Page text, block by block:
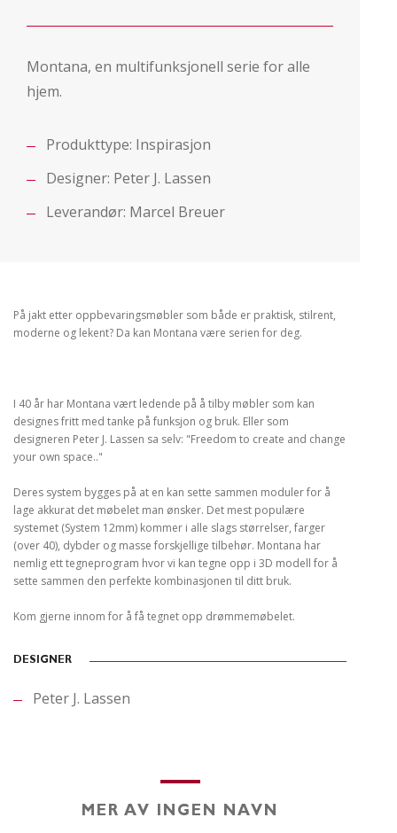
Montana, en multifunksjonell serie for alle
hjem.
Produkttype: Inspirasjon
Designer: Peter J. Lassen
Leverandør: Marcel Breuer
På jakt etter oppbevaringsmøbler som både er praktisk, stilrent,
moderne og lekent? Da kan Montana være serien for deg.
I 40 år har Montana vært ledende på å tilby møbler som kan
designes fritt med tanke på funksjon og bruk. Eller som
designeren Peter J. Lassen sa selv: "Freedom to create and change
your own space.."
Deres system bygges på at en kan sette sammen moduler for å
lage akkurat det møbelet man ønsker. Det mest populære
systemet (System 12mm) kommer i alle slags størrelser, farger
(over 40), dybder og masse forskjellige tilbehør. Montana har
nemlig ett tegneprogram hvor vi kan tegne opp i 3D modell for å
sette sammen den perfekte kombinasjonen til ditt bruk.
Kom gjerne innom for å få tegnet opp drømmemøbelet.
DESIGNER
Peter J. Lassen
MER AV INGEN NAVN